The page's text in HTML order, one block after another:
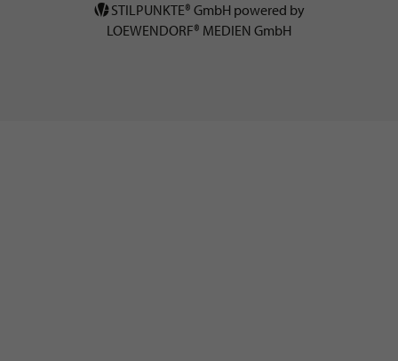
STILPUNKTE® GmbH powered by
LOEWENDORF® MEDIEN GmbH